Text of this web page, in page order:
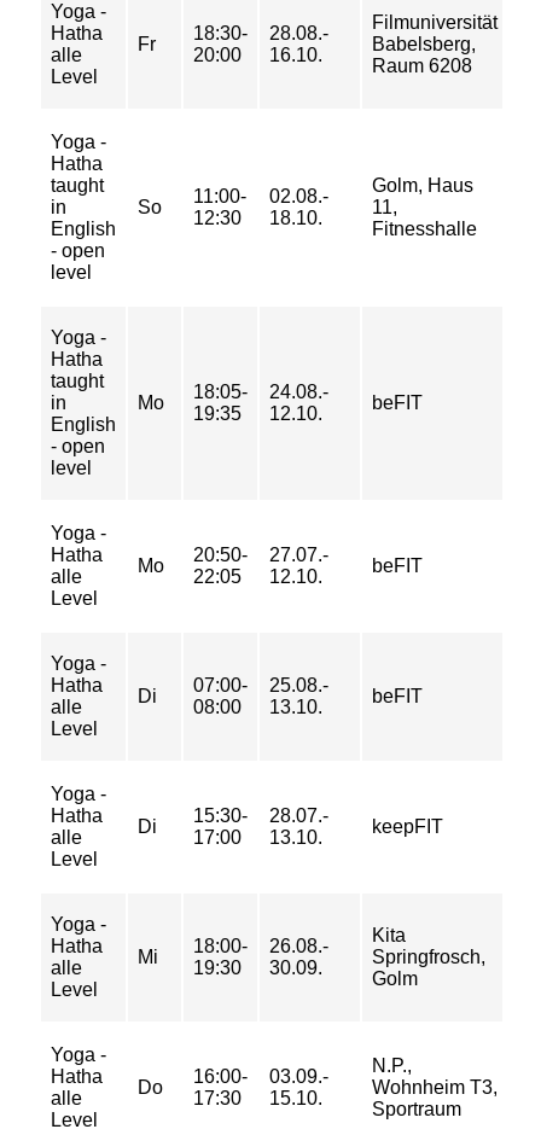
Yoga -
Hatha
alle
Level
Fr
18:30-
20:00
28.08.-
16.10.
Filmuniversität
Babelsberg,
Raum 6208
Yoga -
Hatha
taught
in
English
- open
level
So
11:00-
12:30
02.08.-
18.10.
Golm, Haus
11,
Fitnesshalle
Yoga -
Hatha
taught
in
English
- open
level
Mo
18:05-
19:35
24.08.-
12.10.
beFIT
Yoga -
Hatha
alle
Level
Mo
20:50-
22:05
27.07.-
12.10.
beFIT
Yoga -
Hatha
alle
Level
Di
07:00-
08:00
25.08.-
13.10.
beFIT
Yoga -
Hatha
alle
Level
Di
15:30-
17:00
28.07.-
13.10.
keepFIT
Yoga -
Hatha
alle
Level
Mi
18:00-
19:30
26.08.-
30.09.
Kita
Springfrosch,
Golm
Yoga -
Hatha
alle
Level
Do
16:00-
17:30
03.09.-
15.10.
N.P.,
Wohnheim T3,
Sportraum